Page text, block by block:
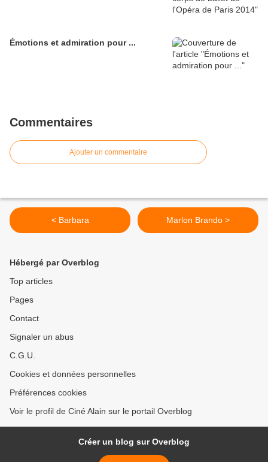
Émotions et admiration pour ...
Commentaires
Ajouter un commentaire
< Barbara Marlon Brando >
Hébergé par Overblog
Top articles
Pages
Contact
Signaler un abus
C.G.U.
Cookies et données personnelles
Préférences cookies
Voir le profil de Ciné Alain sur le portail Overblog
Créer un blog sur Overblog